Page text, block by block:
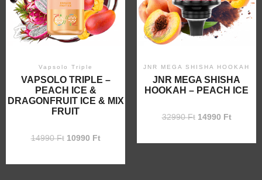
Vapsolo Triple
VAPSOLO TRIPLE –
PEACH ICE &
DRAGONFRUIT ICE & MIX
FRUIT
14990Ft 10990 Ft
JNR MEGA SHISHA HOOKAH
JNR MEGA SHISHA
HOOKAH – PEACH ICE
32990Ft 14990 Ft